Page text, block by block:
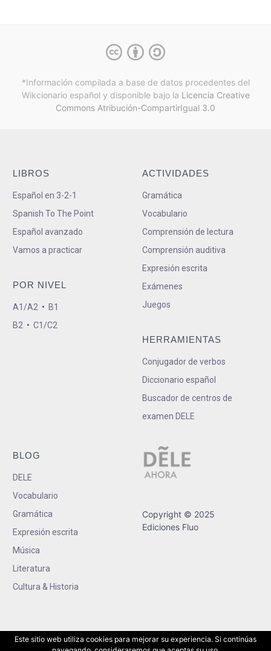
*Información compilada a base de datos procedentes del
Wikcionario español y disponible bajo la Licencia Creative
Commons Atribución-CompartirIgual 3.0
LIBROS
Español en 3-2-1
Spanish To The Point
Español avanzado
Vamos a practicar
POR NIVEL
A1/A2 • B1
B2 • C1/C2
ACTIVIDADES
Gramática
Vocabulario
Comprensión de lectura
Comprensión auditiva
Expresión escrita
Exámenes
Juegos
HERRAMIENTAS
Conjugador de verbos
Diccionario español
Buscador de centros de
examen DELE
BLOG
DELE
Vocabulario
Gramática
Expresión escrita
Música
Literatura
Cultura & Historia
Copyright © 2025
Ediciones Fluo
Este sitio web utiliza cookies para mejorar su experiencia. Si continúas